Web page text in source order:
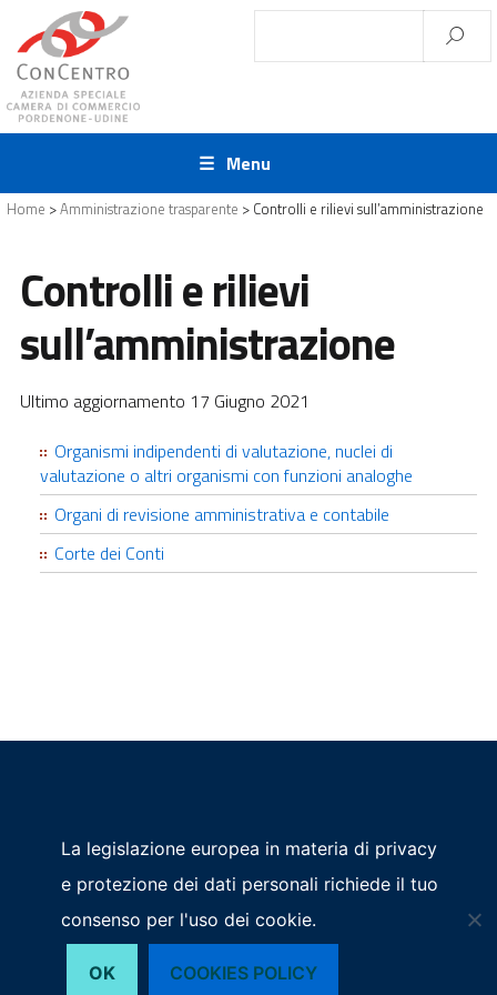
Menu
Home >Amministrazione trasparente > Controlli e rilievi sull’amministrazione
Controlli e rilievi
sull’amministrazione
Ultimo aggiornamento 17 Giugno 2021
Organismi indipendenti di valutazione, nuclei di
valutazione o altri organismi con funzioni analoghe
Organi di revisione amministrativa e contabile
Corte dei Conti
P.IVA - Codice Fiscale: 01586360933
PEC: concentro@pec.pnud.camcom.it
Sede Legale:
Corso Vittorio Emanuele II n. 56 - Pordenone
+39 0434 381600
© 2026 Az. Spec.
ConCentro
La legislazione europea in materia di privacy
e protezione dei dati personali richiede il tuo
consenso per l'uso dei cookie.
OK COOKIES POLICY